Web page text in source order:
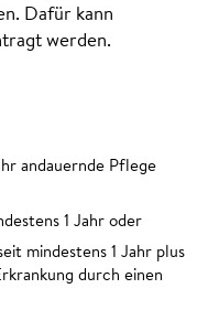
Dafür kann
werden.
andauernde Pflege
1 Jahr oder
mindestens 1 Jahr plus
durch einen